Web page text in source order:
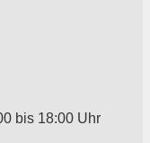
bis 18:00 Uhr